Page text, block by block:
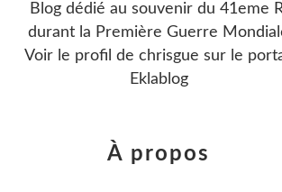
Blog dédié au souvenir du 41eme
durant la Première Guerre
Voir le profil de chrisgue sur le
Eklablog
À propos